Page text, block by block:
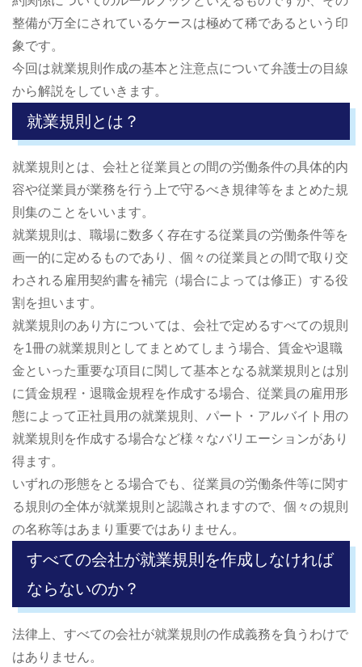
整備が万全にされているケースは極めて稀であるという印
象です。
今回は就業規則作成の基本と注意点について弁護士の目線
から解説をしていきます。
就業規則とは？
就業規則とは、会社と従業員との間の労働条件の具体的内
容や従業員が業務を行う上で守るべき規律等をまとめた規
則集のことをいいます。
就業規則は、職場に数多く存在する従業員の労働条件等を
画一的に定めるものであり、個々の従業員との間で取り交
わされる雇用契約書を補完（場合によっては修正）する役
割を担います。
就業規則のあり方については、会社で定めるすべての規則
を1冊の就業規則としてまとめてしまう場合、賃金や退職
金といった重要な項目に関して基本となる就業規則とは別
に賃金規程・退職金規程を作成する場合、従業員の雇用形
態によって正社員用の就業規則、パート・アルバイト用の
就業規則を作成する場合など様々なバリエーションがあり
得ます。
いずれの形態をとる場合でも、従業員の労働条件等に関す
る規則の全体が就業規則と認識されますので、個々の規則
の名称等はあまり重要ではありません。
すべての会社が就業規則を作成しなければ
ならないのか？
法律上、すべての会社が就業規則の作成義務を負うわけで
はありません。